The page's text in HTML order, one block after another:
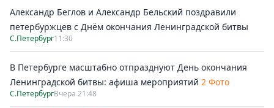
Александр Беглов и Александр Бельский поздравили
петербуржцев с Днём окончания Ленинградской битвы
С.Петербург11:30
В Петербурге масштабно отпразднуют День окончания
Ленинградской битвы: афиша мероприятий 2 Фото
С.ПетербургВчера 21:48